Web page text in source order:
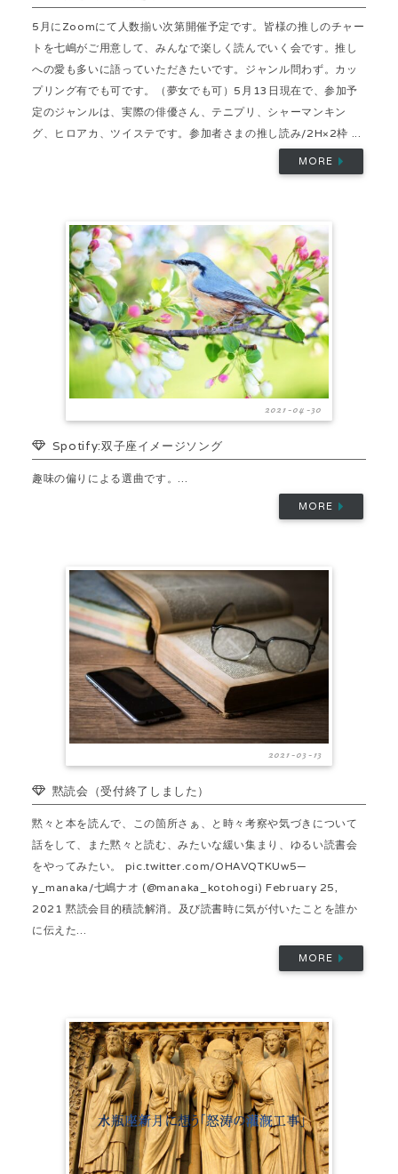
5月にZoomにて人数揃い次第開催予定です。皆様の推しのチャー
トを七嶋がご用意して、みんなで楽しく読んでいく会です。推し
への愛も多いに語っていただきたいです。ジャンル問わず。カッ
プリング有でも可です。（夢女でも可）5月13日現在で、参加予
定のジャンルは、実際の俳優さん、テニプリ、シャーマンキン
グ、ヒロアカ、ツイステです。参加者さまの推し読み/2H×2枠 ...
MORE
2021-04-30
Spotify:双子座イメージソング
趣味の偏りによる選曲です。...
MORE
2021-03-13
黙読会（受付終了しました）
黙々と本を読んで、この箇所さぁ、と時々考察や気づきについて
話をして、また黙々と読む、みたいな緩い集まり、ゆるい読書会
をやってみたい。 pic.twitter.com/OHAVQTKUw5—
y_manaka/七嶋ナオ (@manaka_kotohogi) February 25,
2021 黙読会目的積読解消。及び読書時に気が付いたことを誰か
に伝えた...
MORE